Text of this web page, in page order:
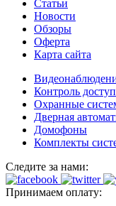
Статьи
Новости
Обзоры
Оферта
Карта сайта
Контроль
Охранные
Дверная
Домофоны
Комплекты
Следите за нами:
Принимаем оплату: